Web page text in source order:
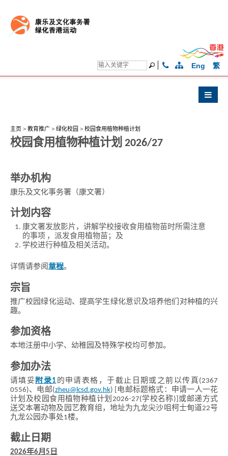
Eng 繁
主页 > 教育推广 > 绿化校园 > 校园食用植物种植计划
校园食用植物种植计划 2026/27
举办机构
康乐及文化事务署（康文署）
计划内容
康文署发放影片，讲解学校接收食用植物苗时所需注意
的事项 ，派发食用植物苗；及
学校进行种植及相关活动。
详情请参阅 章程。
宗旨
推广校园绿化运动、提高学生绿化意识及培养他们对种植的兴
趣。
参加资格
本地注册中小学、幼稚园及特殊学校均可参加。
参加办法
请填妥 附录1 的申请表格，于截止日期或之前以传真(2367
0556)、电邮(zheu@lcsd.gov.hk) [电邮标题格式：申请一人一花
计划及校园食用植物种植计划2026-27(学校名称)]或邮递方式
送交本署动物及园艺教育组，地址为九龙尖沙咀柯士甸道22号
九龙公园办事处1楼。
截止日期
2026年6月5日